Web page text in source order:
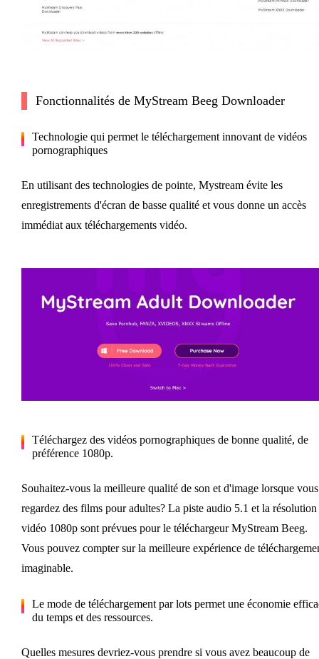
Fonctionnalités de MyStream Beeg Downloader
Technologie qui permet le téléchargement innovant de vidéos
pornographiques
En utilisant des technologies de pointe, Mystream évite les
enregistrements d'écran de basse qualité et vous donne un accès
immédiat aux téléchargements vidéo.
Téléchargez des vidéos pornographiques de bonne qualité, de
préférence 1080p.
Souhaitez-vous la meilleure qualité de son et d'image lorsque vous
regardez des films pour adultes? La piste audio 5.1 et la résolution
vidéo 1080p sont prévues pour le téléchargeur MyStream Beeg.
Vous pouvez compter sur la meilleure expérience de
imaginable.
Le mode de téléchargement par lots permet une économie
du temps et des ressources.
Quelles mesures devriez-vous prendre si vous avez beaucoup de